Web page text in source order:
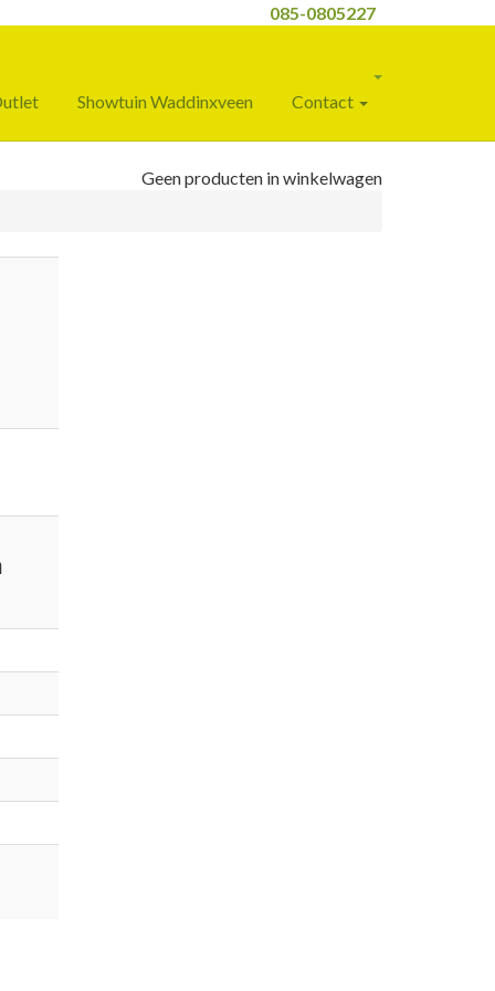
085-0805227
Showtuin Waddinxveen Contact
Geen producten in winkelwagen